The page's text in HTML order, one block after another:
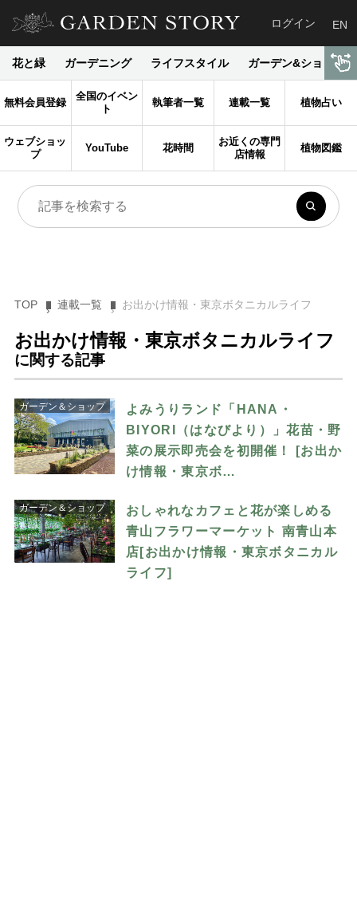
ログイン EN
花と緑 ガーデニング ライフスタイル ガーデン&ショップ
無料会員登録
全国のイベン
ト
執筆者一覧 連載一覧 植物占い
ウェブショッ
プ
YouTube 花時間
お近くの専門
店情報
植物図鑑
TOP 連載一覧 お出かけ情報・東京ボタニカルライフ
お出かけ情報・東京ボタニカルライフ
に関する記事
ガーデン＆ショップ
よみうりランド「HANA・
BIYORI（はなびより）」花苗・野
菜の展示即売会を初開催！ [お出か
け情報・東京ボ…
ガーデン＆ショップ
おしゃれなカフェと花が楽しめる
青山フラワーマーケット 南青山本
店[お出かけ情報・東京ボタニカル
ライフ]